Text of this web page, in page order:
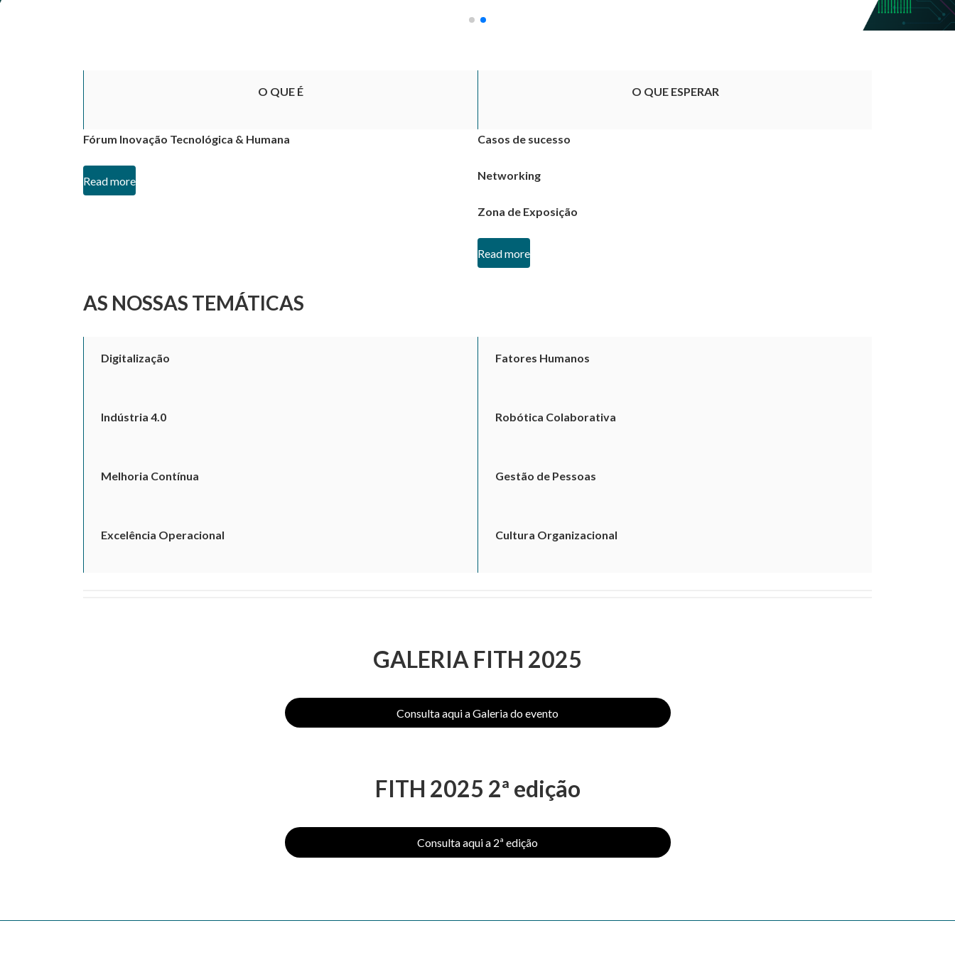
O QUE É
Fórum Inovação Tecnológica & Humana
Read more
O QUE ESPERAR
Casos de sucesso
Networking
Zona de Exposição
Read more
AS NOSSAS TEMÁTICAS
Digitalização
Indústria 4.0
Melhoria Contínua
Excelência Operacional
Fatores Humanos
Robótica Colaborativa
Gestão de Pessoas
Cultura Organizacional
GALERIA FITH 2025
Consulta aqui a Galeria do evento
FITH 2025 2ª edição
Consulta aqui a 2ª edição